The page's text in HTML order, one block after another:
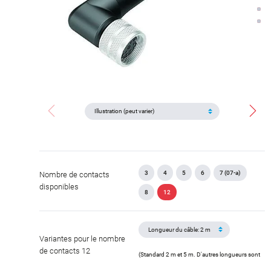
Nombre de contacts
disponibles
3 4 5 6 7 (07-a)
8 12
Variantes pour le nombre
de contacts 12
(Standard 2 m et 5 m. D'autres longueurs sont